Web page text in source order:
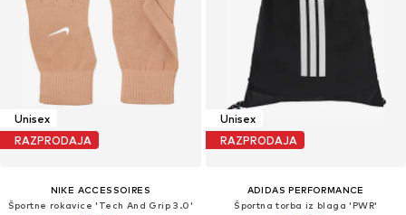
Unisex
RAZPRODAJA
NIKE ACCESSOIRES
Športne rokavice 'Tech And Grip 3.0'
Unisex
RAZPRODAJA
ADIDAS PERFORMANCE
Športna torba iz blaga 'PWR'